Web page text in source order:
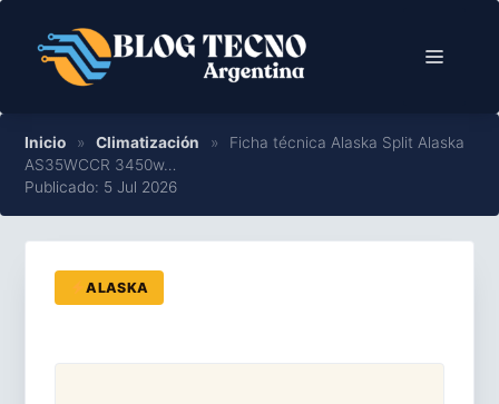
contenido
Menú
Inicio » Climatización »
Ficha técnica Alaska Split Alaska
AS35WCCR 3450w…
Publicado: 5 Jul 2026
ALASKA